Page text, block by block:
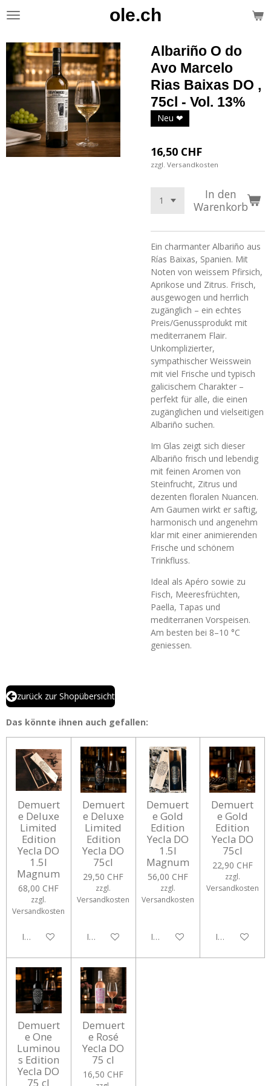
Zum
ole.ch
Albariño O do
Avo Marcelo
Rias Baixas DO ,
75cl - Vol. 13%
Neu ❤
16,50 CHF
zzgl. Versandkosten
In den
Warenkorb
Ein charmanter Albariño aus
Rías Baixas, Spanien. Mit
Noten von weissem Pfirsich,
Aprikose und Zitrus. Frisch,
ausgewogen und herrlich
zugänglich – ein echtes
Preis/Genussprodukt mit
mediterranem Flair.
Unkomplizierter,
sympathischer Weisswein
mit viel Frische und typisch
galicischem Charakter –
perfekt für alle, die einen
zugänglichen und vielseitigen
Albariño suchen.
Im Glas zeigt sich dieser
Albariño frisch und lebendig
mit feinen Aromen von
Steinfrucht, Zitrus und
dezenten floralen Nuancen.
Am Gaumen wirkt er saftig,
harmonisch und angenehm
klar mit einer animierenden
Frische und schönem
Trinkfluss.
Ideal als Apéro sowie zu
Fisch, Meeresfrüchten,
Paella, Tapas und
mediterranen Vorspeisen.
Am besten bei 8–10 °C
geniessen.
zurück zur Shopübersicht
Das könnte ihnen auch gefallen:
Demuert
e Deluxe
Limited
Edition
Yecla DO
1.5l
Magnum
68,00 CHF
zzgl.
Versandkosten
In den Warenkorb
Demuert
e Deluxe
Limited
Edition
Yecla DO
75cl
29,50 CHF
zzgl.
Versandkosten
In den Warenkorb
Demuert
e Gold
Edition
Yecla DO
1.5l
Magnum
56,00 CHF
zzgl.
Versandkosten
In den Warenkorb
Demuert
e Gold
Edition
Yecla DO
75cl
22,90 CHF
zzgl.
Versandkosten
In den
Demuert
e One
Luminou
s Edition
Yecla DO
75 cl
Demuert
e Rosé
Yecla DO
75 cl
16,50 CHF